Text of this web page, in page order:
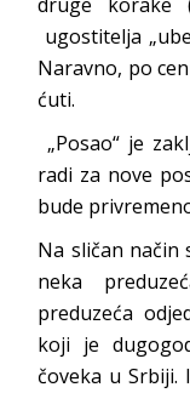
ugostitelja
Naravno, po
ćuti.
„Posao“ je
radi za nove
bude
Na sličan
neka
preduzeća
koji je
čoveka u Srbiji.